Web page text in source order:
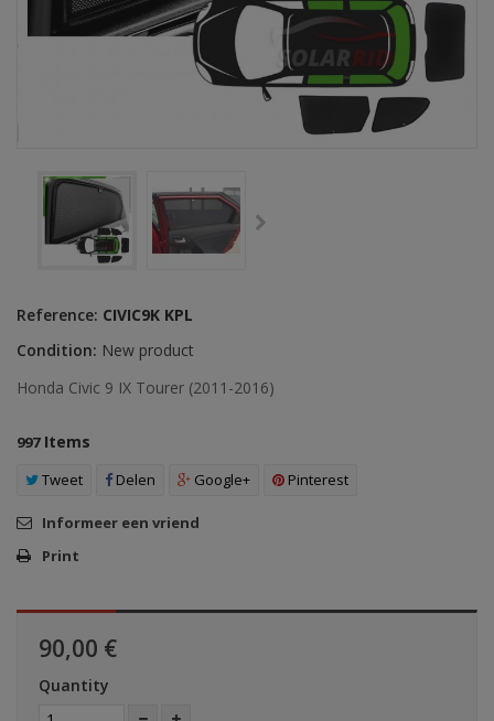
Reference: CIVIC9K KPL
Condition: New product
Honda Civic 9 IX Tourer (2011-2016)
997 Items
Tweet Delen Google+ Pinterest
Informeer een vriend
Print
90,00 €
Quantity